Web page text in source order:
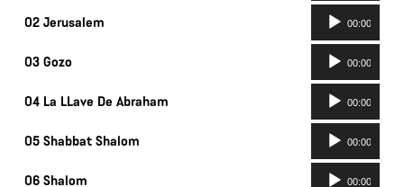
02 Jerusalem
audio
00:00
03 Gozo
audio
00:00
04 La LLave De Abraham
audio
00:00
05 Shabbat Shalom
audio
00:00
06 Shalom 00:00